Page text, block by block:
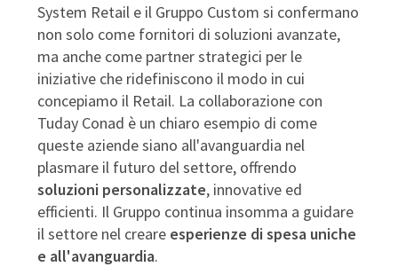
System Retail e il Gruppo Custom si confermano
non solo come fornitori di soluzioni avanzate,
ma anche come partner strategici per le
iniziative che ridefiniscono il modo in cui
concepiamo il Retail. La collaborazione con
Tuday Conad è un chiaro esempio di come
queste aziende siano all'avanguardia nel
plasmare il futuro del settore, offrendo
soluzioni personalizzate, innovative ed
efficienti. Il Gruppo continua insomma a guidare
il settore nel creare esperienze di spesa uniche
e all'avanguardia.